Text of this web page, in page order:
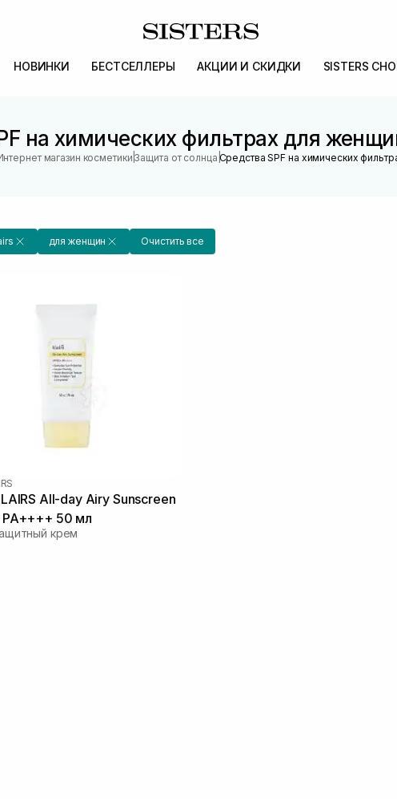
НОВИНКИ БЕСТСЕЛЛЕРЫ АКЦИИ И СКИДКИ SISTERS
на химических фильтрах для
магазин косметики |Защита от солнца |Средства SPF на химических
для женщин Очистить все
All-day Airy Sunscreen
PA++++ 50 мл
крем